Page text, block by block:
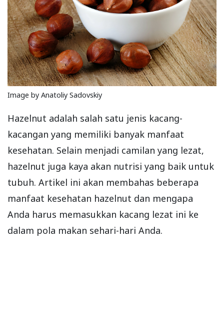
Image by Anatoliy Sadovskiy
Hazelnut adalah salah satu jenis kacang-
kacangan yang memiliki banyak manfaat
kesehatan. Selain menjadi camilan yang lezat,
hazelnut juga kaya akan nutrisi yang baik untuk
tubuh. Artikel ini akan membahas beberapa
manfaat kesehatan hazelnut dan mengapa
Anda harus memasukkan kacang lezat ini ke
dalam pola makan sehari-hari Anda.